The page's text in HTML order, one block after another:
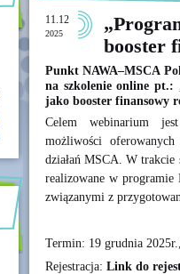
11.12
2025
booster
Punkt NAWA–MSCA
na szkolenie online pt.:
jako booster finansowy
Celem webinarium
możliwości
działań MSCA. W trakcie
realizowane w
związanymi z
Termin: 19 grudnia
Rejestracja: Link do